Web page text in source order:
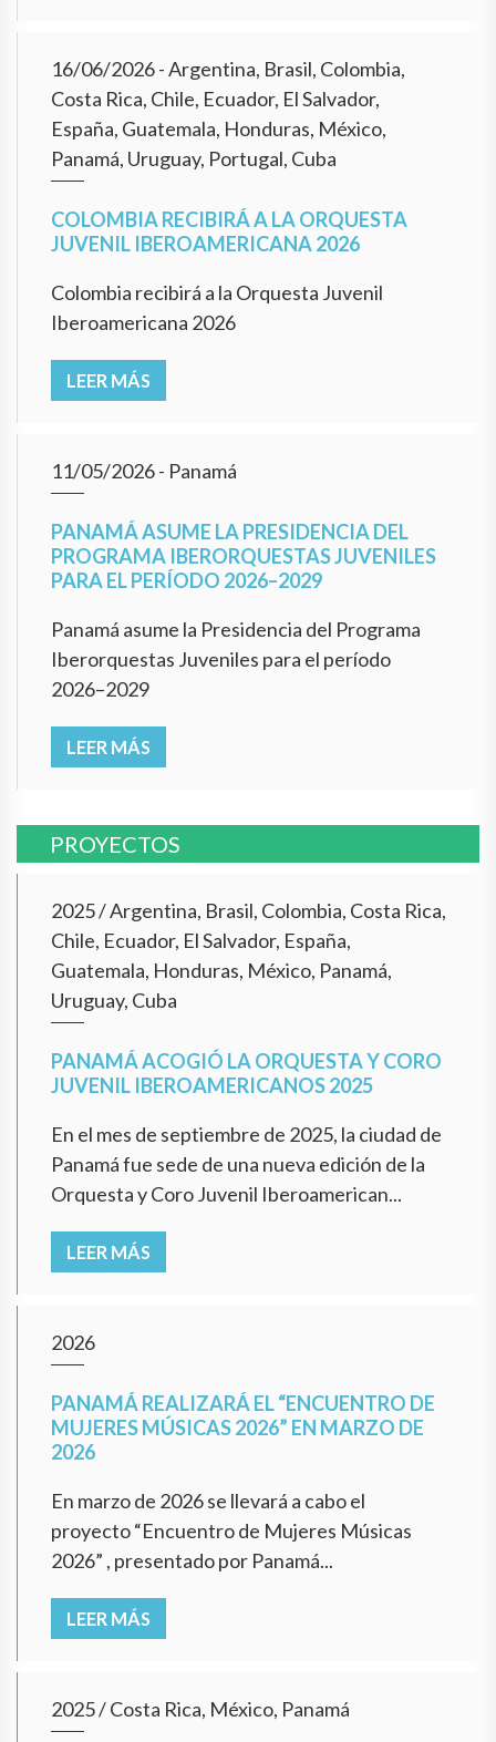
16/06/2026- Argentina, Brasil, Colombia,
Costa Rica, Chile, Ecuador, El Salvador,
España, Guatemala, Honduras, México,
Panamá, Uruguay, Portugal, Cuba
COLOMBIA RECIBIRÁ A LA ORQUESTA
JUVENIL IBEROAMERICANA 2026
Colombia recibirá a la Orquesta Juvenil
Iberoamericana 2026
LEER MÁS
11/05/2026- Panamá
PANAMÁ ASUME LA PRESIDENCIA DEL
PROGRAMA IBERORQUESTAS JUVENILES
PARA EL PERÍODO 2026–2029
Panamá asume la Presidencia del Programa
Iberorquestas Juveniles para el período
2026–2029
LEER MÁS
PROYECTOS
2025/Argentina, Brasil, Colombia, Costa Rica,
Chile, Ecuador, El Salvador, España,
Guatemala, Honduras, México, Panamá,
Uruguay, Cuba
PANAMÁ ACOGIÓ LA ORQUESTA Y CORO
JUVENIL IBEROAMERICANOS 2025
En el mes de septiembre de 2025, la ciudad de
Panamá fue sede de una nueva edición de la
Orquesta y Coro Juvenil Iberoamerican...
LEER MÁS
2026
PANAMÁ REALIZARÁ EL “ENCUENTRO DE
MUJERES MÚSICAS 2026” EN MARZO DE
2026
En marzo de 2026 se llevará a cabo el
proyecto “Encuentro de Mujeres Músicas
2026” , presentado por Panamá...
LEER MÁS
2025/Costa Rica, México, Panamá